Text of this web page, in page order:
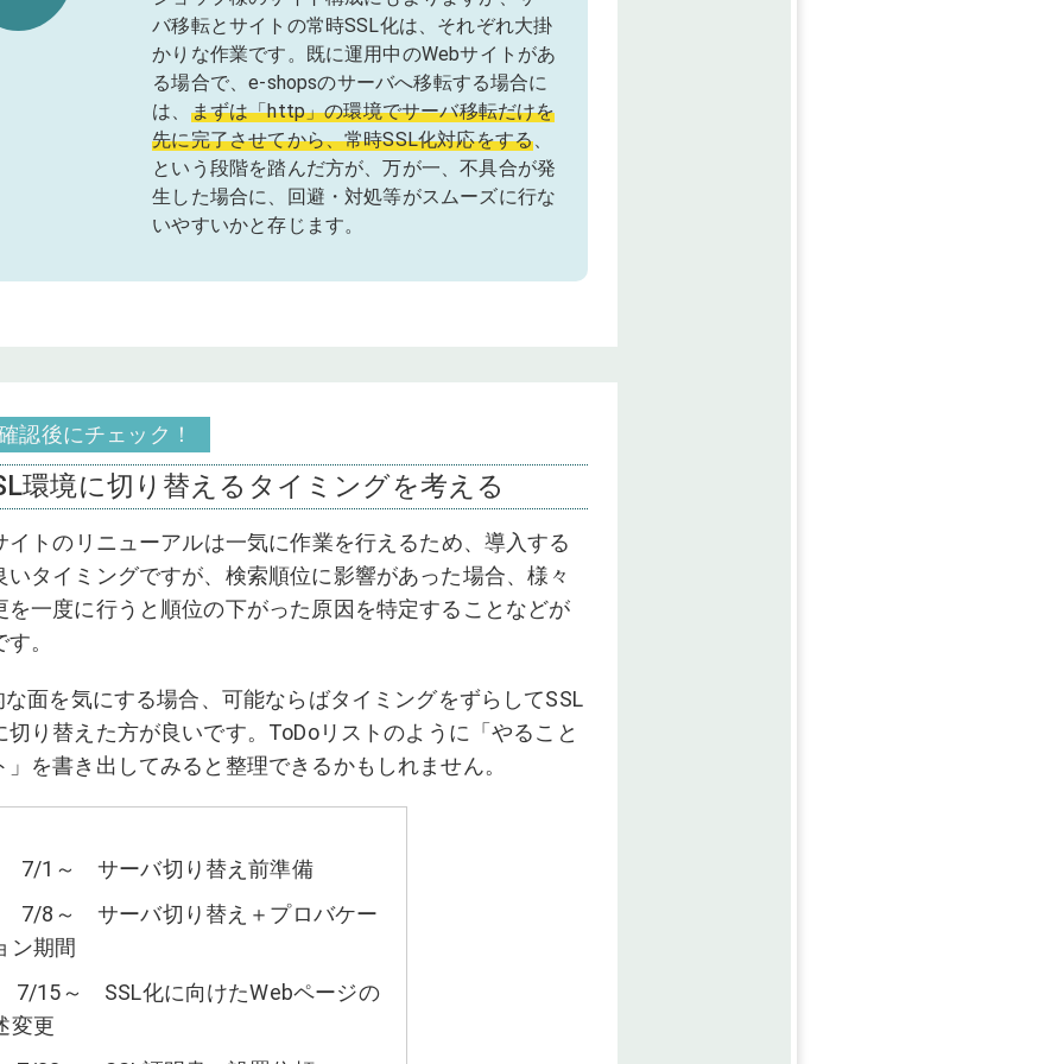
バ移転とサイトの常時SSL化は、それぞれ大掛
かりな作業です。既に運用中のWebサイトがあ
る場合で、e-shopsのサーバへ移転する場合に
は、 まずは「http」の環境でサーバ移転だけを
先に完了させてから、常時SSL化対応をする、
という段階を踏んだ方が、万が一、不具合が発
生した場合に、回避・対処等がスムーズに行な
いやすいかと存じます。
認後にチェック！
環境に切り替えるタイミングを考える
イトのリニューアルは一気に作業を行えるため、導入する
いタイミングですが、検索順位に影響があった場合、様々
を一度に行うと順位の下がった原因を特定することなどが
。
な面を気にする場合、可能ならばタイミングをずらしてSSL
切り替えた方が良いです。ToDoリストのように「やること
」を書き出してみると整理できるかもしれません。
1～ サーバ切り替え前準備
8～ サーバ切り替え＋プロバケー
ン期間
15～ SSL化に向けたWebページの
変更